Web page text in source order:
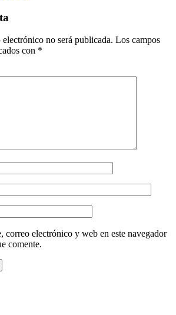
no será publicada. Los campos
con *
correo electrónico y web en este navegador
comente.